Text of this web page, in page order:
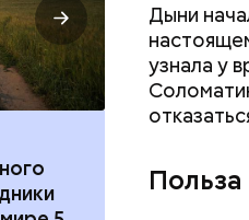
День
праздники
Дыни
узнала у